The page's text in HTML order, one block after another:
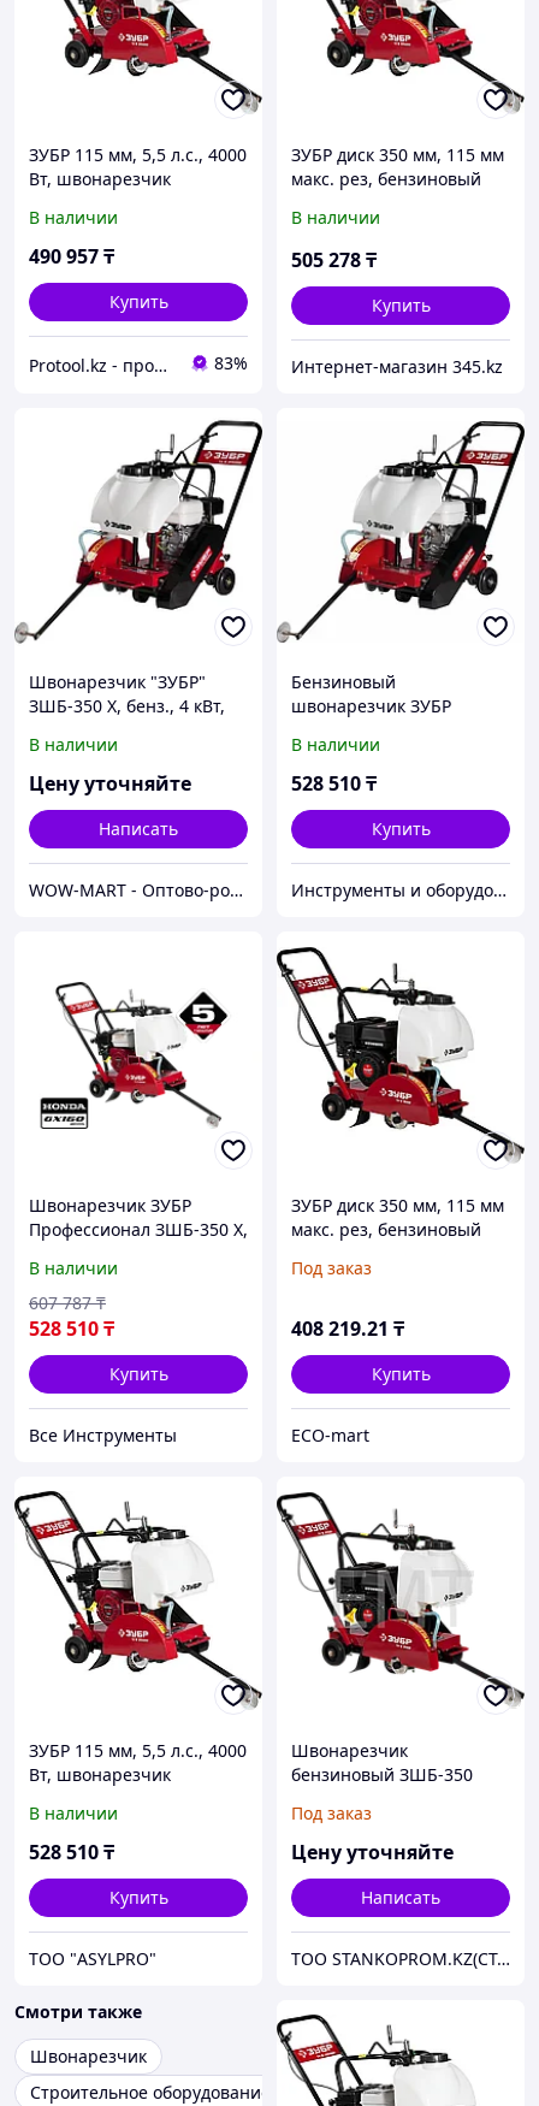
ЗУБР 115 мм, 5,5 л.с., 4000
Вт, швонарезчик
Профессионал
В наличии
490 957₸
Купить
Protool.kz - продажа электроинструмента, ручные строительные и садовые инструменты 83%
ЗУБР диск 350 мм, 115 мм
макс. рез, бензиновый
швов), Профессионал
(ЗШБ-350 Х)
В наличии
505 278₸
Купить
Интернет-магазин 345.kz
Швонарезчик "ЗУБР"
ЗШБ-350 Х, бенз., 4 кВт,
мм, 69.5 кг
В наличии
Цену уточняйте
Написать
WOW-MART - Оптово-розничный Склад - товары на заказ до двери
Бензиновый
швонарезчик ЗУБР
В наличии
528 510₸
Купить
Инструменты и оборудование StellarTrade
Швонарезчик ЗУБР
Профессионал ЗШБ-350 Х,
(25.4) мм, рез 115 мм
В наличии
528 510₸
607 787 ₸
Купить
Все Инструменты
ЗУБР диск 350 мм, 115 мм
макс. рез, бензиновый
швов), Профессионал
Под заказ
408 219.21 ₸
Купить
ECO-mart
ЗУБР 115 мм, 5,5 л.с., 4000
Вт, швонарезчик
Профессионал
В наличии
528 510₸
Купить
ТОО "ASYLPRO"
Швонарезчик
бензиновый ЗШБ-350
Под заказ
Цену уточняйте
Написать
ТОО STANKOPROM.KZ(СТАНКОПРОМ.КЗ)
Смотри также
Швонарезчик
Строительное оборудование